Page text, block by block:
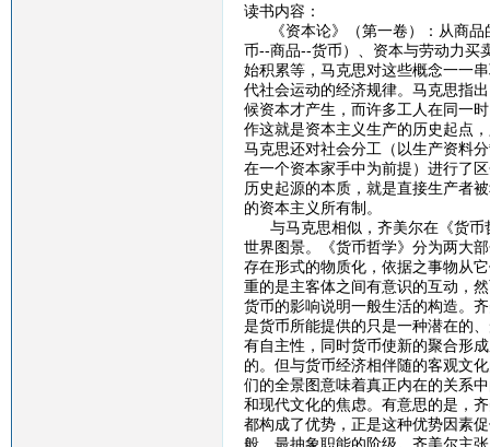
读书内容：
《资本论》（第一卷）：从商品
币--商品--货币）、资本与劳动力买
始积累等，马克思对这些概念一一
代社会运动的经济规律。马克思指
候资本才产生，而许多工人在同一
作这就是资本主义生产的历史起点
马克思还对社会分工（以生产资料
在一个资本家手中为前提）进行了
历史起源的本质，就是直接生产者
的资本主义所有制。
与马克思相似，齐美尔在《货币
世界图景。《货币哲学》分为两大
存在形式的物质化，依据之事物从
重的是主客体之间有意识的互动，
货币的影响说明一般生活的构造。
是货币所能提供的只是一种潜在的
有自主性，同时货币使新的聚合形
的。但与货币经济相伴随的客观文
们的全景图意味着真正内在的关系
和现代文化的焦虑。有意思的是，
都构成了优势，正是这种优势因素
般、最抽象职能的阶级。齐美尔主